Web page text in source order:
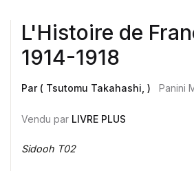
L'Histoire de
1914-1918
Par ( Tsutomu Takahashi, ) Panini
Vendu par LIVRE PLUS
Sidooh T02